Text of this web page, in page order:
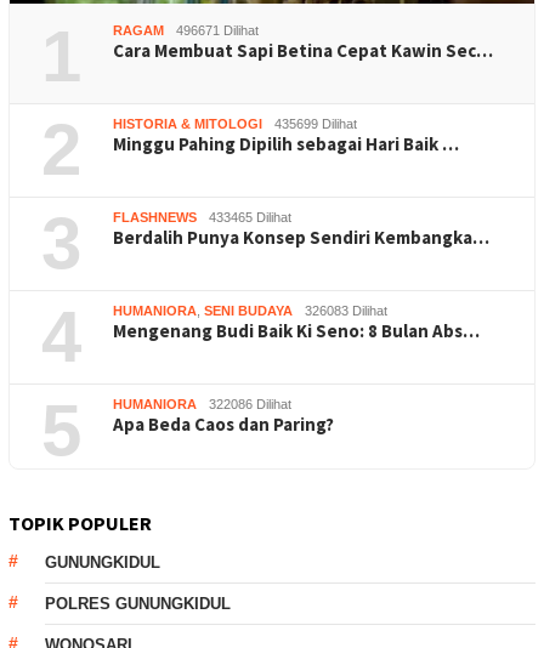
1 RAGAM 496671 Dilihat
Cara Membuat Sapi Betina Cepat Kawin Sec…
2 HISTORIA & MITOLOGI 435699 Dilihat
Minggu Pahing Dipilih sebagai Hari Baik …
3 FLASHNEWS 433465 Dilihat
Berdalih Punya Konsep Sendiri Kembangka…
4 HUMANIORA SENI BUDAYA 326083 Dilihat
Mengenang Budi Baik Ki Seno: 8 Bulan Abs…
5 HUMANIORA 322086 Dilihat
Apa Beda Caos dan Paring?
TOPIK POPULER
GUNUNGKIDUL
POLRES GUNUNGKIDUL